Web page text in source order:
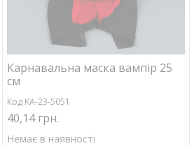
Карнавальна маска вампір 25
см
Код KA-23-5051
40,14 грн.
Немає в наявності